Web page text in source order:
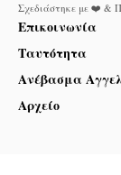
Σχεδιάστηκε με ❤️ &
Επικοινωνία
Ταυτότητα
Ανέβασμα
Αρχείο